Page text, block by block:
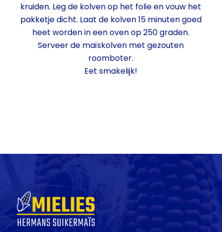
kruiden. Leg de kolven op het folie en vouw het
pakketje dicht. Laat de kolven 15 minuten goed
heet worden in een oven op 250 graden.
Serveer de maïskolven met gezouten
roomboter.
Eet smakelijk!